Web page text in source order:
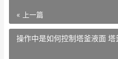
« 上一篇
操作中是如何控制塔釜液面